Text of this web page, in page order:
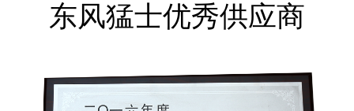
东风猛士优秀供应商